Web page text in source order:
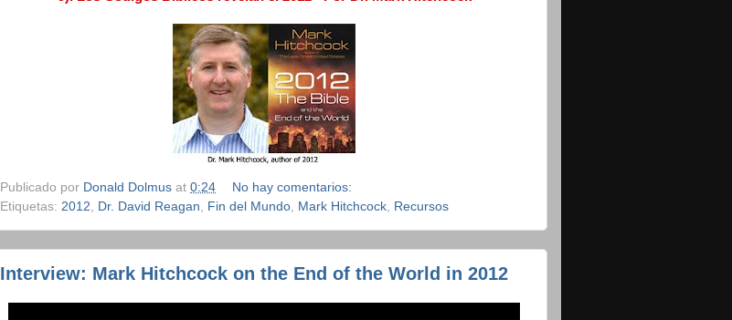
Publicado por Donald Dolmus at 0:24
No hay comentarios:
Etiquetas: 2012, Dr. David Reagan, Fin del Mundo, Mark Hitchcock, Recursos
Interview: Mark Hitchcock on the End of the World in 2012